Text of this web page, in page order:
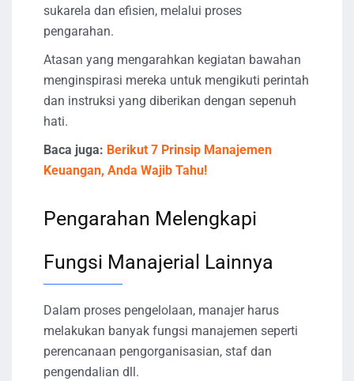
sukarela dan efisien, melalui proses
pengarahan.
Atasan yang mengarahkan kegiatan bawahan
menginspirasi mereka untuk mengikuti perintah
dan instruksi yang diberikan dengan sepenuh
hati.
Baca juga: Berikut 7 Prinsip Manajemen
Keuangan, Anda Wajib Tahu!
Pengarahan Melengkapi
Fungsi Manajerial Lainnya
Dalam proses pengelolaan, manajer harus
melakukan banyak fungsi manajemen seperti
perencanaan pengorganisasian, staf dan
pengendalian dll.